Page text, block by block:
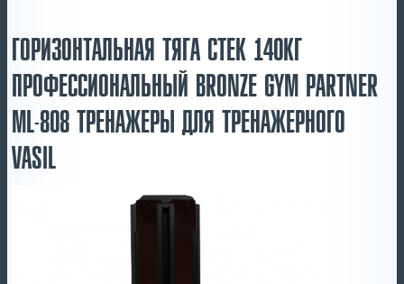
ГОРИЗОНТАЛЬНАЯ ТЯГА СТЕК 140КГ
ПРОФЕССИОНАЛЬНЫЙ BRONZE GYM PARTNER
ML-808 ТРЕНАЖЕРЫ ДЛЯ ТРЕНАЖЕРНОГО
VASIL